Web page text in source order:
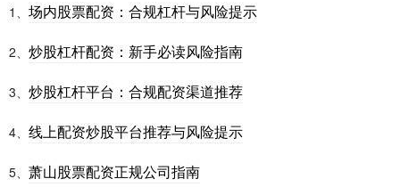
1、 场内股票配资：合规杠杆与风险提示
2、 炒股杠杆配资：新手必读风险指南
3、 炒股杠杆平台：合规配资渠道推荐
4、 线上配资炒股平台推荐与风险提示
5、 萧山股票配资正规公司指南